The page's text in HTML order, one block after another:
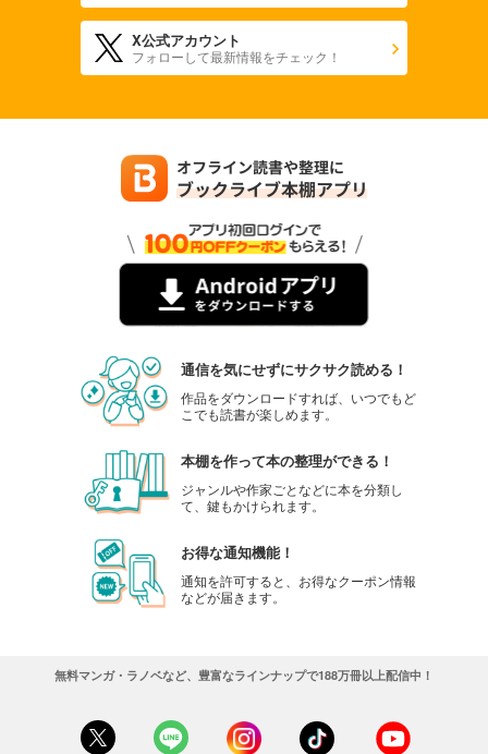
X公式アカウント
フォローして最新情報をチェック！
通信を気にせずにサクサク読める！
作品をダウンロードすれば、いつでもど
こでも読書が楽しめます。
本棚を作って本の整理ができる！
ジャンルや作家ごとなどに本を分類し
て、鍵もかけられます。
お得な通知機能！
通知を許可すると、お得なクーポン情報
などが届きます。
無料マンガ・ラノベなど、豊富なラインナップで188万冊以上配信中！